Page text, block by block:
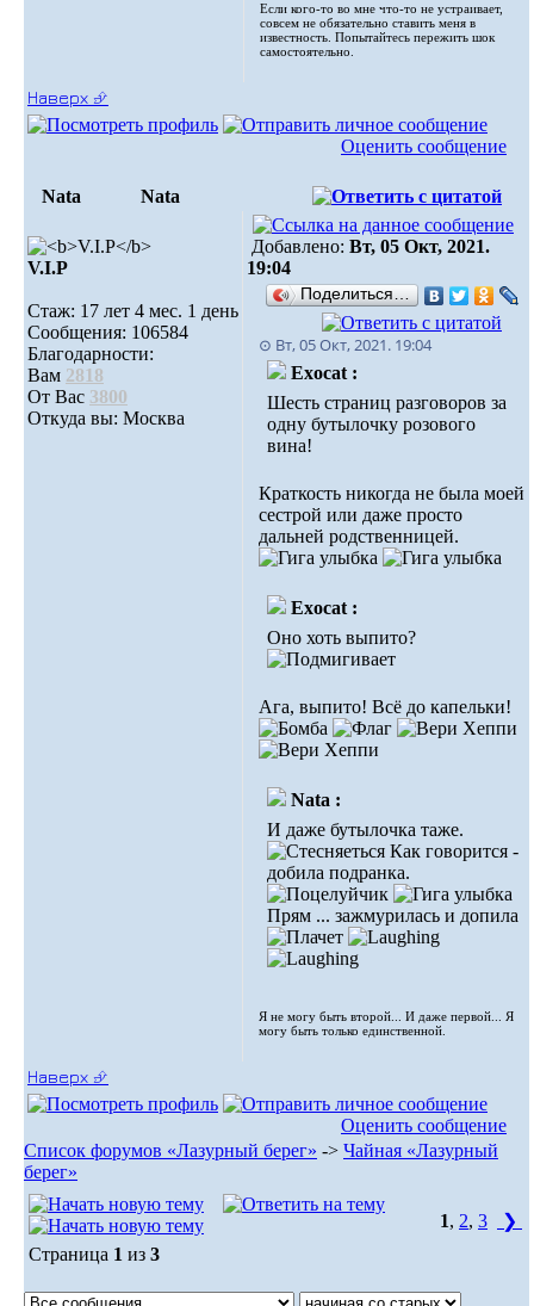
Если кого-то во мне что-то не устраивает,
совсем не обязательно ставить меня в
известность. Попытайтесь пережить шок
самостоятельно.
Наверх ⮵
Оценить сообщение
Nata Nata
V.I.Р
Стаж: 17 лет 4 мес. 1 день
Сообщения: 106584
Благодарности:
Вам 2818
От Вас 3800
Откуда вы: Москва
Добавлено: Вт, 05 Окт, 2021.
19:04
Поделиться…
⊙ Вт, 05 Окт, 2021. 19:04
Exocat :
Шесть страниц разговоров за
одну бутылочку розового
вина!
Краткость никогда не была моей
сестрой или даже просто
дальней родственницей.
Exocat :
Оно хоть выпито?
Ага, выпито! Всё до капельки!
Nata :
И даже бутылочка таже.
Как говорится -
добила подранка.
Прям ... зажмурилась и допила
Я не могу быть второй... И даже первой... Я
могу быть только единственной.
Наверх ⮵
Оценить сообщение
Список форумов «Лазурный берег» -> Чайная «Лазурный
берег»
1, 2, 3
❯
Страница 1 из 3